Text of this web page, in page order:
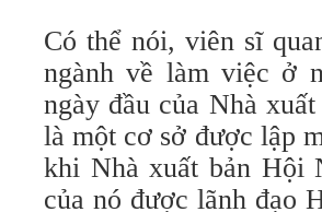
Có thể nói, viên sĩ
ngành về làm việc ở
ngày đầu của Nhà
là một cơ sở được lập
khi Nhà xuất bản Hội
của nó được lãnh đạo